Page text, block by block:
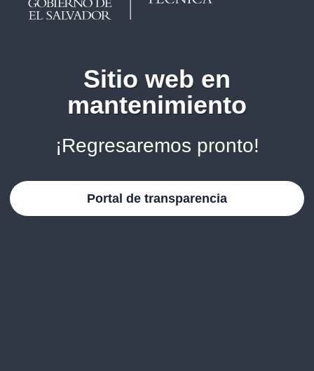
Sitio web en
mantenimiento
¡Regresaremos pronto!
Portal de transparencia